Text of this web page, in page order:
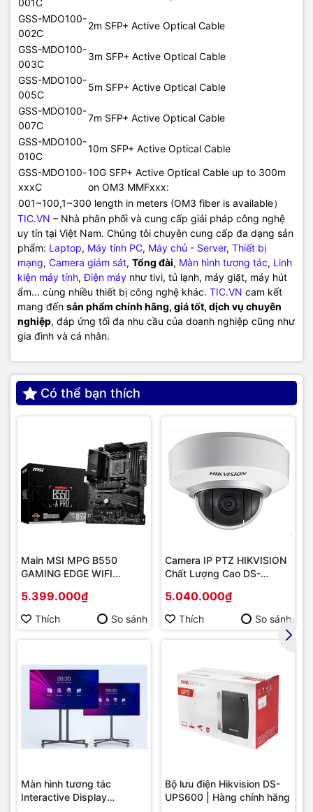
001C
GSS-MDO100-
002C
2m SFP+ Active Optical Cable
GSS-MDO100-
003C
3m SFP+ Active Optical Cable
GSS-MDO100-
005C
5m SFP+ Active Optical Cable
GSS-MDO100-
007C
7m SFP+ Active Optical Cable
GSS-MDO100-
010C
10m SFP+ Active Optical Cable
GSS-MDO100-
xxxC
10G SFP+ Active Optical Cable up to 300m
on OM3 MMFxxx:
001~100,1~300 length in meters (OM3 fiber is available）
TIC.VN – Nhà phân phối và cung cấp giải pháp công nghệ
uy tín tại Việt Nam. Chúng tôi chuyên cung cấp đa dạng sản
phẩm: Laptop, Máy tính PC, Máy chủ - Server, Thiết bị
mạng, Camera giám sát, Tổng đài, Màn hình tương tác, Linh
kiện máy tính,Điện máy như tivi, tủ lạnh, máy giặt, máy hút
ẩm... cùng nhiều thiết bị công nghệ khác. TIC.VN cam kết
mang đến sản phẩm chính hãng, giá tốt, dịch vụ chuyên
nghiệp, đáp ứng tối đa nhu cầu của doanh nghiệp cũng như
gia đình và cá nhân.
Có thể bạn thích
Main MSI MPG B550
GAMING EDGE WIFI
Socket AM4/ VGA
onboard)
5.399.000₫
Thích So sánh
Camera IP PTZ HIKVISION
Chất Lượng Cao DS-
5.040.000₫
Thích So sánh
Màn hình tương tác
Interactive Display
Bộ lưu điện Hikvision DS-
UPS600 | Hàng chính hãng